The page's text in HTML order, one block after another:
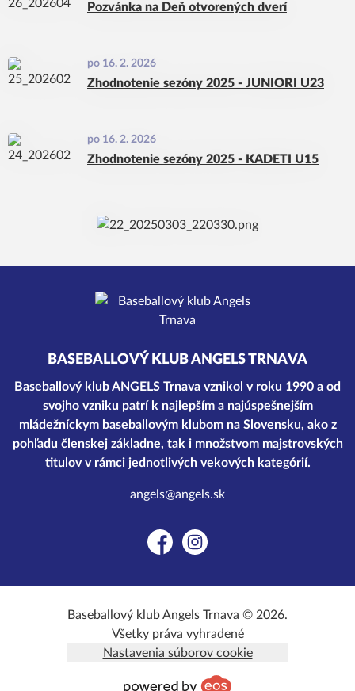
Pozvánka na Deň otvorených dverí
po 16. 2. 2026
Zhodnotenie sezóny 2025 - JUNIORI U23
po 16. 2. 2026
Zhodnotenie sezóny 2025 - KADETI U15
BASEBALLOVÝ KLUB ANGELS TRNAVA
Baseballový klub ANGELS Trnava vznikol v roku 1990 a od
svojho vzniku patrí k najlepším a najúspešnejším
mládežníckym baseballovým klubom na Slovensku, ako z
pohľadu členskej základne, tak i množstvom majstrovských
titulov v rámci jednotlivých vekových kategórií.
angels@angels.sk
FacebookInstagram
Baseballový klub Angels Trnava © 2026.
Všetky práva vyhradené
Nastavenia súborov cookie